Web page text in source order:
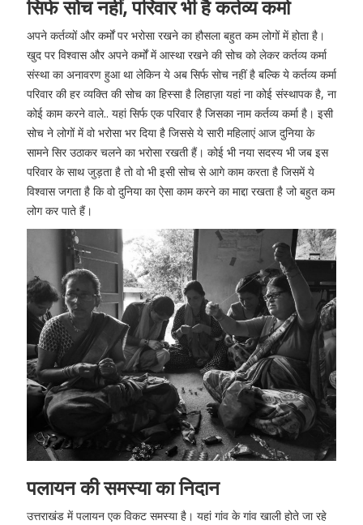
सिर्फ सोच नहीं, परिवार भी है कर्तव्य कर्मा
अपने कर्तव्यों और कर्मों पर भरोसा रखने का हौसला बहुत कम लोगों में होता है।
खुद पर विश्वास और अपने कर्मों में आस्था रखने की सोच को लेकर कर्तव्य कर्मा
संस्था का अनावरण हुआ था लेकिन ये अब सिर्फ सोच नहीं है बल्कि ये कर्तव्य कर्मा
परिवार की हर व्यक्ति की सोच का हिस्सा है लिहाज़ा यहां ना कोई संस्थापक है, ना
कोई काम करने वाले.. यहां सिर्फ एक परिवार है जिसका नाम कर्तव्य कर्मा है। इसी
सोच ने लोगों में वो भरोसा भर दिया है जिससे ये सारी महिलाएं आज दुनिया के
सामने सिर उठाकर चलने का भरोसा रखती हैं। कोई भी नया सदस्य भी जब इस
परिवार के साथ जुड़ता है तो वो भी इसी सोच से आगे काम करता है जिसमें ये
विश्वास जगता है कि वो दुनिया का ऐसा काम करने का माद्दा रखता है जो बहुत कम
लोग कर पाते हैं।
पलायन की समस्या का निदान
उत्तराखंड में पलायन एक विकट समस्या है। यहां गांव के गांव खाली होते जा रहे